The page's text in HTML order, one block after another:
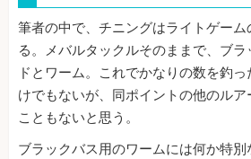
筆者の中で、チニングはライトゲーム
る。メバルタックルそのままで、ブ
ドとワーム。これでかなりの数を釣
けでもないが、同ポイントの他のル
こともないと思う。
ブラックバス用のワームには何か特別